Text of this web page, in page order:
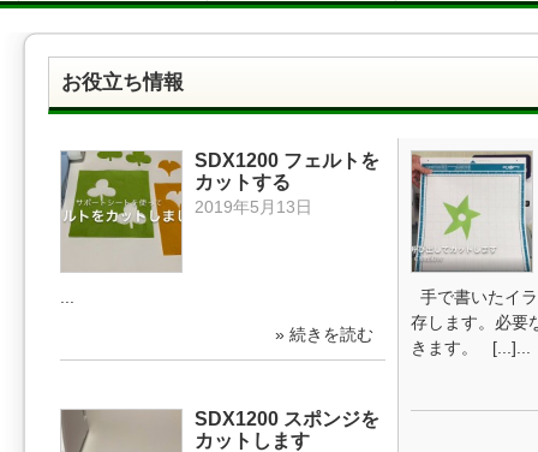
お役立ち情報
SDX1200 フェルトを
カットする
2019年5月13日
» 続きを読む
SDX1200 スポンジを
カットします
手で書いたイ
存します。必要
きます。 [...]...